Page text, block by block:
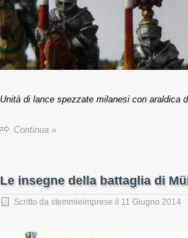
Unità di lance spezzate milanesi con araldica
Continua »
Le insegne della battaglia di
Scritto da stemmieimprese il 11 Giugno 2014